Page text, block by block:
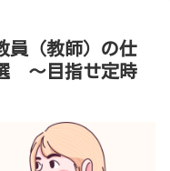
員（教師）の仕
〜目指せ定時